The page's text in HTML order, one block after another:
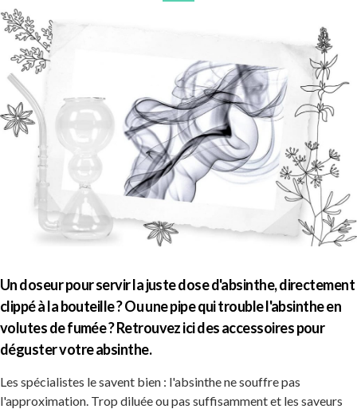
Un doseur pour servir la juste dose d'absinthe, directement
clippé à la bouteille ? Ou une pipe qui trouble l'absinthe en
volutes de fumée ? Retrouvez ici des accessoires pour
déguster votre absinthe.
Les spécialistes le savent bien : l'absinthe ne souffre pas
l'approximation. Trop diluée ou pas suffisamment et les saveurs